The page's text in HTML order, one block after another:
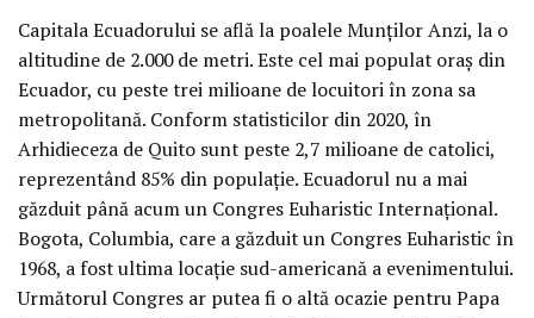
Capitala Ecuadorului se află la poalele Munților Anzi, la o
altitudine de 2.000 de metri. Este cel mai populat oraș din
Ecuador, cu peste trei milioane de locuitori în zona sa
metropolitană. Conform statisticilor din 2020, în
Arhidieceza de Quito sunt peste 2,7 milioane de catolici,
reprezentând 85% din populație. Ecuadorul nu a mai
găzduit până acum un Congres Euharistic Internațional.
Bogota, Columbia, care a găzduit un Congres Euharistic în
1968, a fost ultima locație sud-americană a evenimentului.
Următorul Congres ar putea fi o altă ocazie pentru Papa